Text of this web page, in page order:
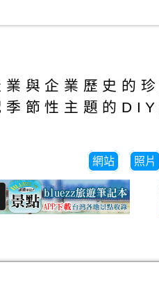
與企業歷史的
節性主題的
網站 照片